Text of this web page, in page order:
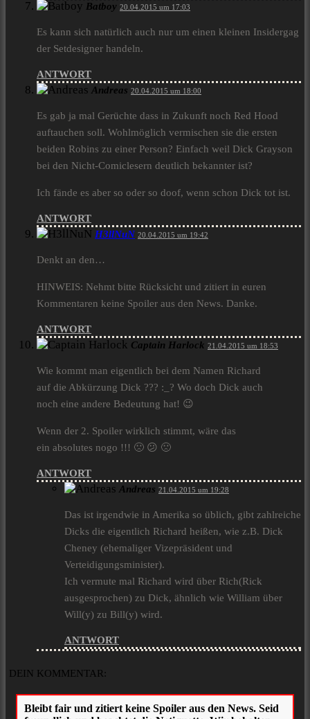
Batboy 20.04.2015 um 17:03
Es kann sich natürlich auch nur um einen kleinen Insidergag
der Setdesigner handeln.
ANTWORT
Andreas 20.04.2015 um 18:00
Es gab ja mal Gerüchte dass in Zukunft noch Red Hood
auftauchen soll. Wohlmöglich vermischen sie die ersten
beiden Robins zu einer Person? Einfach weil Dick Grayson
bei den Nicht-Comiclesern deutlich bekannter ist?
Ich fände es aber so oder so doof, wenn schon Dick tot ist.
ANTWORT
H3llNuN 20.04.2015 um 19:42
Denkt an den…
HINWEIS: Nehmt bitte Rücksicht und zitiert in euren
Kommentaren keine Spoiler aus den News. Danke.
ANTWORT
Captain Harlock 21.04.2015 um 18:53
Wie kommt man eigentlich bei dem Namen Richard
auf die Abkürzung Dick ??? :_? Wo doch Dick auch
noch eine andere Bedeutung hat! 😉
Wenn der 2. Spoiler wirklich stimmt, wäre das
ein absolutes nogo !!! 🙁 😕 🙁
ANTWORT
Andreas 21.04.2015 um 19:28
Das ist irgendwie in Amerika so üblich, gibt zahlreiche
Dicks die eigentlich Richard heißen, wie z.B. Dick
Cheney (ehemaliger Vizepräsident und
Verteidigungsminister).
Ich vermute mal Richard wird über Rich(Rick
ausgesprochen) zu Dick, ähnlich wie William über
Will(y) zu Bill(y) wird.
ANTWORT
DEIN KOMMENTAR: